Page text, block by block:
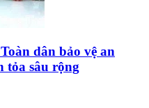
dân bảo vệ an
tỏa sâu rộng